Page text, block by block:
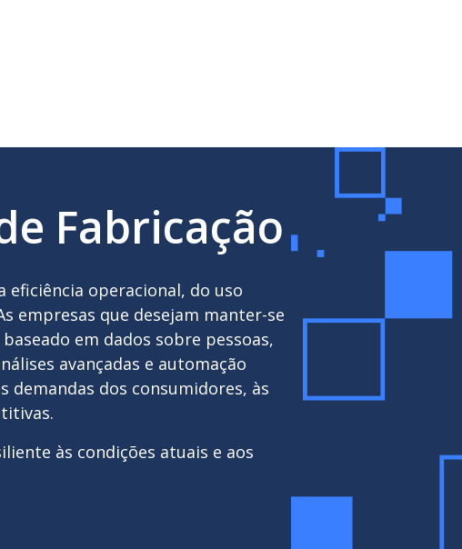
Fabricação
eficiência operacional, do uso
empresas que desejam manter-se
em dados sobre pessoas,
avançadas e automação
demandas dos consumidores, às
às condições atuais e aos